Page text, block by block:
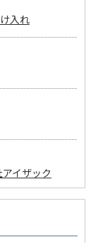
入れ
イザック